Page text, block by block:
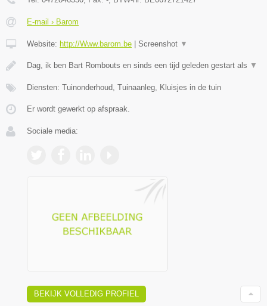
E-mail › Barom
Website: http://Www.barom.be Screenshot ▼
Dag, ik ben Bart Rombouts en sinds een tijd geleden gestart als ▼
Diensten: Tuinonderhoud, Tuinaanleg, Kluisjes in de tuin
Er wordt gewerkt op afspraak.
Sociale media:
BEKIJK VOLLEDIG PROFIEL